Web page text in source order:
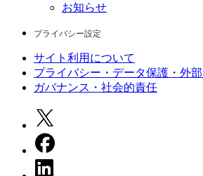
お知らせ
プライバシー設定
サイト利用について
プライバシー・データ保護・外
ガバナンス・社会的責任